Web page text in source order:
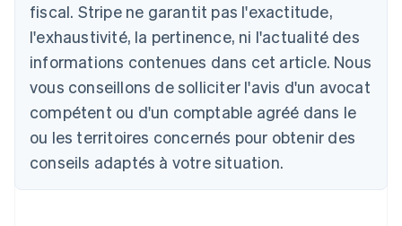
fiscal. Stripe ne garantit pas l'exactitude,
l'exhaustivité, la pertinence, ni l'actualité des
informations contenues dans cet article. Nous
vous conseillons de solliciter l'avis d'un avocat
compétent ou d'un comptable agréé dans le
ou les territoires concernés pour obtenir des
conseils adaptés à votre situation.
NederlandsFrançaisDeutsch English
Brésil
Português
Bulgarie
English
Canada
Chine continentale
简体中文English